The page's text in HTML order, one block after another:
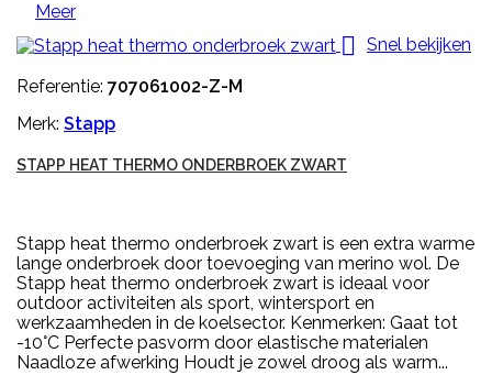
Meer

Snel bekijken
Referentie: 707061002-Z-M
Merk: Stapp
STAPP HEAT THERMO ONDERBROEK ZWART
Stapp heat thermo onderbroek zwart is een extra warme
lange onderbroek door toevoeging van merino wol. De
Stapp heat thermo onderbroek zwart is ideaal voor
outdoor activiteiten als sport, wintersport en
werkzaamheden in de koelsector. Kenmerken: Gaat tot
-10°C Perfecte pasvorm door elastische materialen
Naadloze afwerking Houdt je zowel droog als warm...